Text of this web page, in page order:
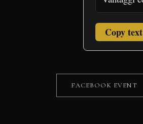
Copy text
FACEBOOK EVENT